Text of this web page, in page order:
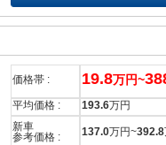
価格帯 : 19.8万円~
平均価格 : 193.6万円
新車
参考価格 :
137.0万円~392.8